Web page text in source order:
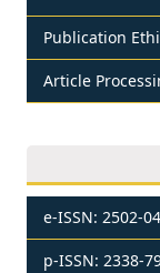
Publication
Article
e-ISSN: 2502-
p-ISSN: 2338-